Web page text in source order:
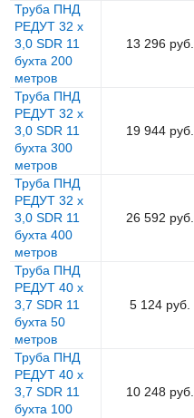
Труба ПНД
РЕДУТ 32 х
3,0 SDR 11
бухта 200
метров
13 296 руб.
Труба ПНД
РЕДУТ 32 х
3,0 SDR 11
бухта 300
метров
19 944 руб.
Труба ПНД
РЕДУТ 32 х
3,0 SDR 11
бухта 400
метров
26 592 руб.
Труба ПНД
РЕДУТ 40 х
3,7 SDR 11
бухта 50
метров
5 124 руб.
Труба ПНД
РЕДУТ 40 х
3,7 SDR 11
бухта 100
10 248 руб.